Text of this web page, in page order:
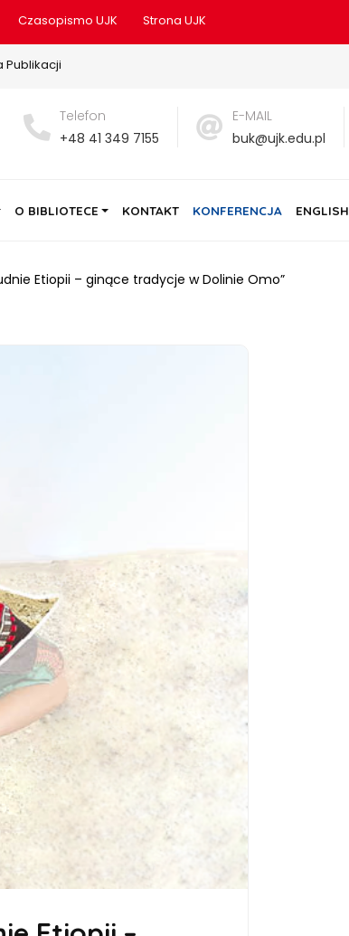
Czasopismo UJK Strona UJK
Publikacji
Telefon
+48 41 349 7155
E-MAIL
buk@ujk.edu.pl
O BIBLIOTECE KONTAKT KONFERENCJA ENGLISH
Etiopii – ginące tradycje w Dolinie Omo”